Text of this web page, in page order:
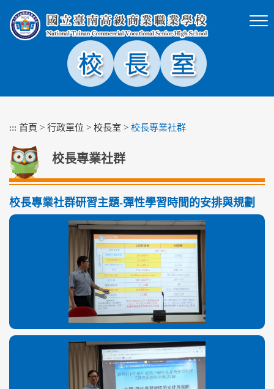
塊
::: 首頁 > 行政單位 > 校長室 > 校長專業社群
校長專業社群
校長專業社群研習主題-彈性學習時間的安排與規劃